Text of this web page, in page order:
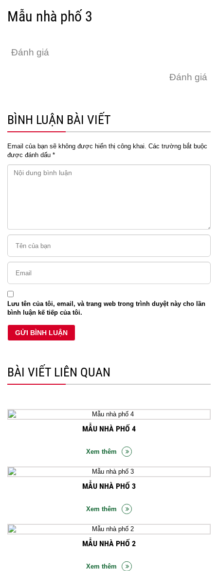
Mẫu nhà phố 3
Đánh giá
Đánh giá
BÌNH LUẬN BÀI VIẾT
Email của bạn sẽ không được hiển thị công khai. Các trường bắt buộc
được đánh dấu *
Lưu tên của tôi, email, và trang web trong trình duyệt này cho lần
bình luận kế tiếp của tôi.
BÀI VIẾT LIÊN QUAN
MẪU NHÀ PHỐ 4
Xem thêm
MẪU NHÀ PHỐ 3
Xem thêm
MẪU NHÀ PHỐ 2
Xem thêm